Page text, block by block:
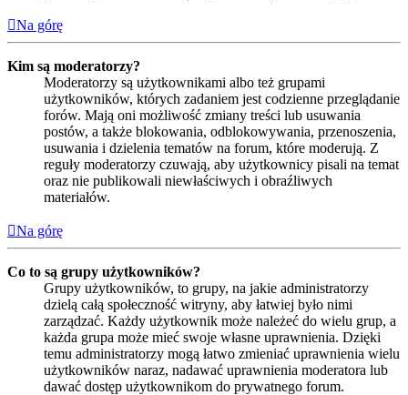
Na górę
Kim są moderatorzy?
Moderatorzy są użytkownikami albo też grupami
użytkowników, których zadaniem jest codzienne przeglądanie
forów. Mają oni możliwość zmiany treści lub usuwania
postów, a także blokowania, odblokowywania, przenoszenia,
usuwania i dzielenia tematów na forum, które moderują. Z
reguły moderatorzy czuwają, aby użytkownicy pisali na temat
oraz nie publikowali niewłaściwych i obraźliwych
materiałów.
Na górę
Co to są grupy użytkowników?
Grupy użytkowników, to grupy, na jakie administratorzy
dzielą całą społeczność witryny, aby łatwiej było nimi
zarządzać. Każdy użytkownik może należeć do wielu grup, a
każda grupa może mieć swoje własne uprawnienia. Dzięki
temu administratorzy mogą łatwo zmieniać uprawnienia wielu
użytkowników naraz, nadawać uprawnienia moderatora lub
dawać dostęp użytkownikom do prywatnego forum.